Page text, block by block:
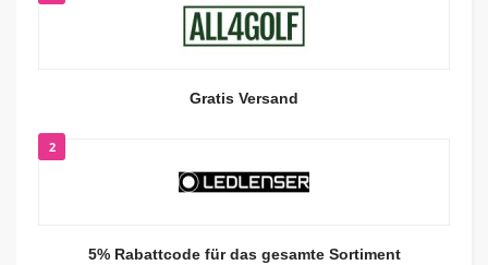
Gratis Versand
2
5% Rabattcode für das gesamte Sortiment